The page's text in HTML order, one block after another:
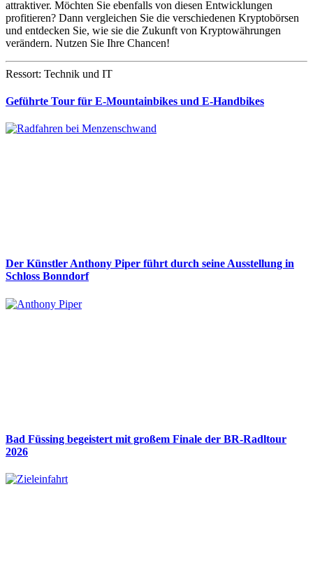
attraktiver. Möchten Sie ebenfalls von diesen Entwicklungen
profitieren? Dann vergleichen Sie die verschiedenen Kryptobörsen
und entdecken Sie, wie sie die Zukunft von Kryptowährungen
verändern. Nutzen Sie Ihre Chancen!
Ressort: Technik und IT
Geführte Tour für E-Mountainbikes und E-Handbikes
Der Künstler Anthony Piper führt durch seine Ausstellung in
Schloss Bonndorf
Bad Füssing begeistert mit großem Finale der BR-Radltour
2026